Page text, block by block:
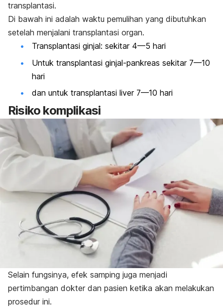
transplantasi.
Di bawah ini adalah waktu pemulihan yang dibutuhkan
setelah menjalani transplantasi organ.
Transplantasi ginjal: sekitar 4—5 hari
Untuk transplantasi ginjal-pankreas sekitar 7—10
hari
dan untuk transplantasi liver 7—10 hari
Risiko komplikasi
Selain fungsinya, efek samping juga menjadi
pertimbangan dokter dan pasien ketika akan melakukan
prosedur ini.